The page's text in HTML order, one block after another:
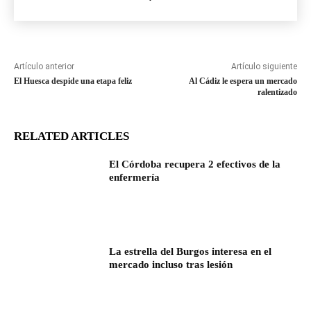
Artículo anterior
El Huesca despide una etapa feliz
Artículo siguiente
Al Cádiz le espera un mercado
ralentizado
RELATED ARTICLES
El Córdoba recupera 2 efectivos de la
enfermería
La estrella del Burgos interesa en el
mercado incluso tras lesión